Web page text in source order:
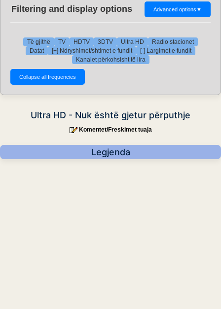
Filtering and display options Advanced options ▼
Të gjithë TV HDTV 3DTV Ultra HD
Radio stacionet
Datat
[+] Ndryshimet/shtimet e fundit
[-] Largimet e fundit
Kanalet përkohsisht të lira
Ultra HD - Nuk është gjetur përputhje
Komentet/Freskimet tuaja
Legjenda